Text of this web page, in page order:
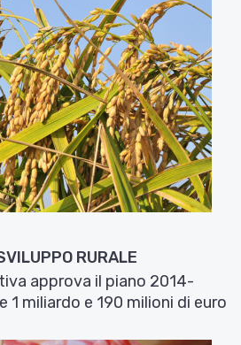
RURALE
approva il piano 2014-
1 miliardo e 190 milioni di euro